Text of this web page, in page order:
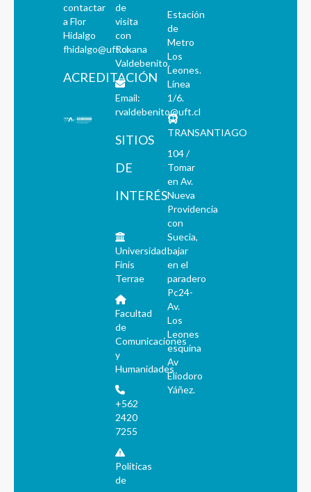
contactar
a Flor
Hidalgo
fhidalgo@uft.cl
ACREDITACIÓN
de
visita
con
Roxana
Valdebenito.
Email:
rvaldebenito@uft.cl
SITIOS
DE
INTERÉS
Universidad
Finis
Terrae
Facultad
de
Comunicaciones
y
Humanidades
+562
2420
7255
Políticas
de
Estación
de
Metro
Los
Leones.
Línea
1/6.
TRANSANTIAGO
104 /
Tomar
en Av.
Nueva
Providencia
con
Suecia,
bajar
en el
paradero
Pc24-
Av.
Los
Leones
esquina
Av
Eliodoro
Yáñez.